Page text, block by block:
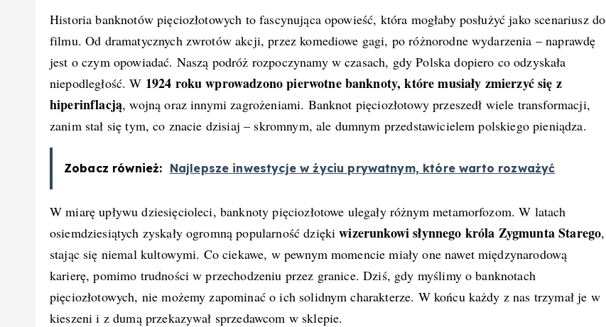
Historia banknotów pięciozłotowych to fascynująca opowieść, która mogłaby posłużyć jako scenariusz do
filmu. Od dramatycznych zwrotów akcji, przez komediowe gagi, po różnorodne wydarzenia – naprawdę
jest o czym opowiadać. Naszą podróż rozpoczynamy w czasach, gdy Polska dopiero co odzyskała
niepodległość. W 1924 roku wprowadzono pierwotne banknoty, które musiały zmierzyć się z
hiperinflacją, wojną oraz innymi zagrożeniami. Banknot pięciozłotowy przeszedł wiele transformacji,
zanim stał się tym, co znacie dzisiaj – skromnym, ale dumnym przedstawicielem polskiego pieniądza.
Zobacz również: Najlepsze inwestycje w życiu prywatnym, które warto rozważyć
W miarę upływu dziesięcioleci, banknoty pięciozłotowe ulegały różnym metamorfozom. W latach
osiemdziesiątych zyskały ogromną popularność dziękiwizerunkowi słynnego króla Zygmunta Starego,
stając się niemal kultowymi. Co ciekawe, w pewnym momencie miały one nawet międzynarodową
karierę, pomimo trudności w przechodzeniu przez granice. Dziś, gdy myślimy o banknotach
pięciozłotowych, nie możemy zapominać o ich solidnym charakterze. W końcu każdy z nas trzymał je w
kieszeni i z dumą przekazywał sprzedawcom w sklepie.